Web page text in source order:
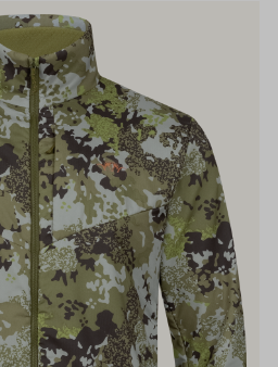
und tragen aktiv zum
ist ihre Konstruktion ganzheitlich
Jäger und Hund abgestimmt.
sorgt der Blaser
über den gesamten Lauf
Ultimate Silence die erstklassige
R8 Modell auszeichnet. Die
ist in
gestaltet, das ihr sowohl ein
ausgesprochen attraktives